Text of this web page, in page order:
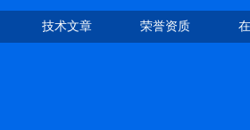
技术文章 荣誉资质